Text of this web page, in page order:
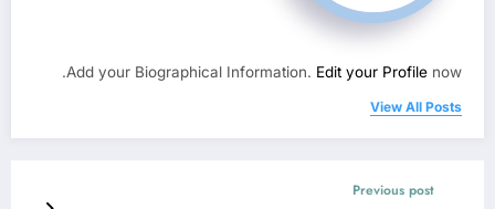
Add your Biographical Information. Edit your Profile now.
View All Posts
Previous post